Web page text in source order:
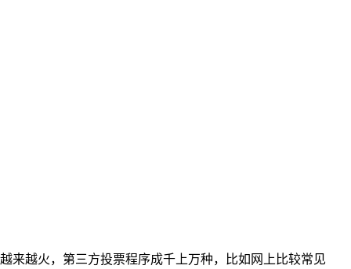
来越火，第三方投票程序成千上万种，比如网上比较常见